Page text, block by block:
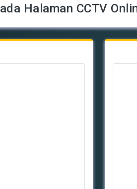
Halaman CCTV